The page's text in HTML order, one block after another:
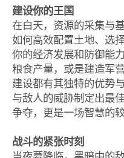
建设你的王国
在白天，资源的采集与
如何高效配置土地、选
你的经济发展和防御能
粮食产量，或是建造军
建设都有其独特的优势
与敌人的威胁制定出最
争夺，更是一场智慧的较
战斗的紧张时刻